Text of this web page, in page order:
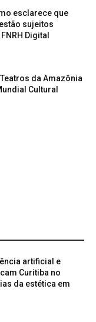
esclarece que
sujeitos
Digital
da Amazônia
Cultural
artificial e
Curitiba no
da estética em